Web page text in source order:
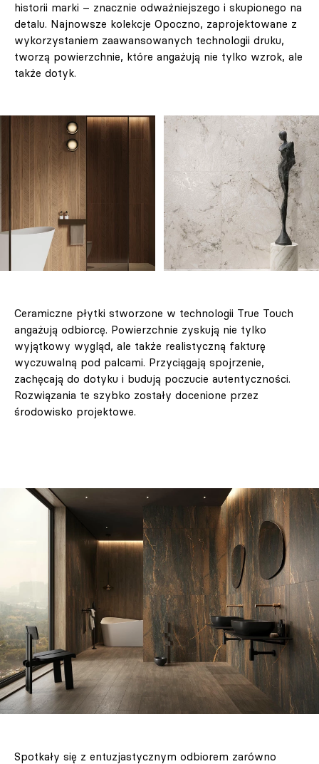
historii marki – znacznie odważniejszego i skupionego na
detalu. Najnowsze kolekcje Opoczno, zaprojektowane z
wykorzystaniem zaawansowanych technologii druku,
tworzą powierzchnie, które angażują nie tylko wzrok, ale
także dotyk.
Ceramiczne płytki stworzone w technologii True Touch
angażują odbiorcę. Powierzchnie zyskują nie tylko
wyjątkowy wygląd, ale także realistyczną fakturę
wyczuwalną pod palcami. Przyciągają spojrzenie,
zachęcają do dotyku i budują poczucie autentyczności.
Rozwiązania te szybko zostały docenione przez
środowisko projektowe.
Spotkały się z entuzjastycznym odbiorem zarówno